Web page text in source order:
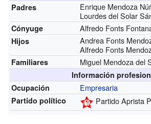
Padres
Enrique Mendoza
Lourdes del Solar
Cónyuge Alfredo Fonts
Hijos
Andrea Fonts
Alfredo Fonts
Familiares Miguel Mendoza del
Información
Ocupación
Empresaria
Partido político Partido Aprista